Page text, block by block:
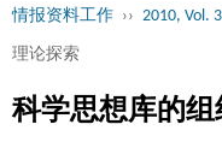
情报资料工作 ›› 2010, Vol.
理论探索
科学思想库的